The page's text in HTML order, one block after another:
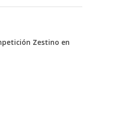
Zestino en